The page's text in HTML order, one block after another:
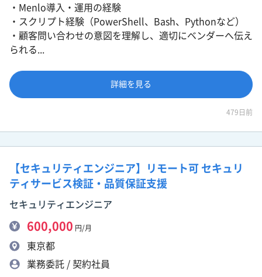
・Menlo導入・運用の経験
・スクリプト経験（PowerShell、Bash、Pythonなど）
・顧客問い合わせの意図を理解し、適切にベンダーへ伝え
られる...
詳細を見る
479日前
【セキュリティエンジニア】リモート可 セキュリ
ティサービス検証・品質保証支援
セキュリティエンジニア
600,000 円/月
東京都
業務委託 / 契約社員